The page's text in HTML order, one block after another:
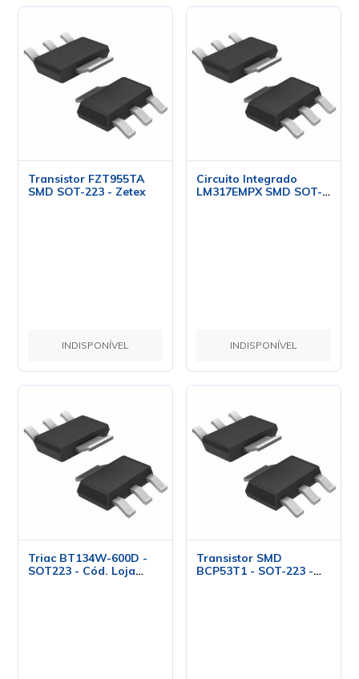
Transistor FZT955TA
SMD SOT-223 - Zetex
INDISPONÍVEL
Circuito Integrado
LM317EMPX SMD SOT-
INDISPONÍVEL
Triac BT134W-600D -
SOT223 - Cód. Loja
Transistor SMD
BCP53T1 - SOT-223 -